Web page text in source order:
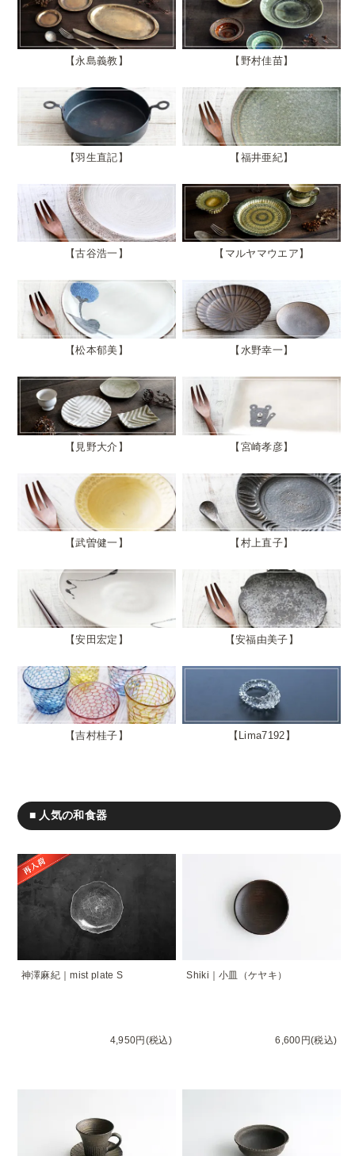
永島義教 野村佳苗
羽生直記 福井亜紀
古谷浩一 マルヤマウエア
松本郁美 水野幸一
見野大介 宮崎孝彦
武曽健一 村上直子
安田宏定 安福由美子
吉村桂子 Lima7192
■ 人気の和食器
神澤麻紀｜mist plate S
4,950円(税込)
Shiki｜小皿（ケヤキ）
6,600円(税込)